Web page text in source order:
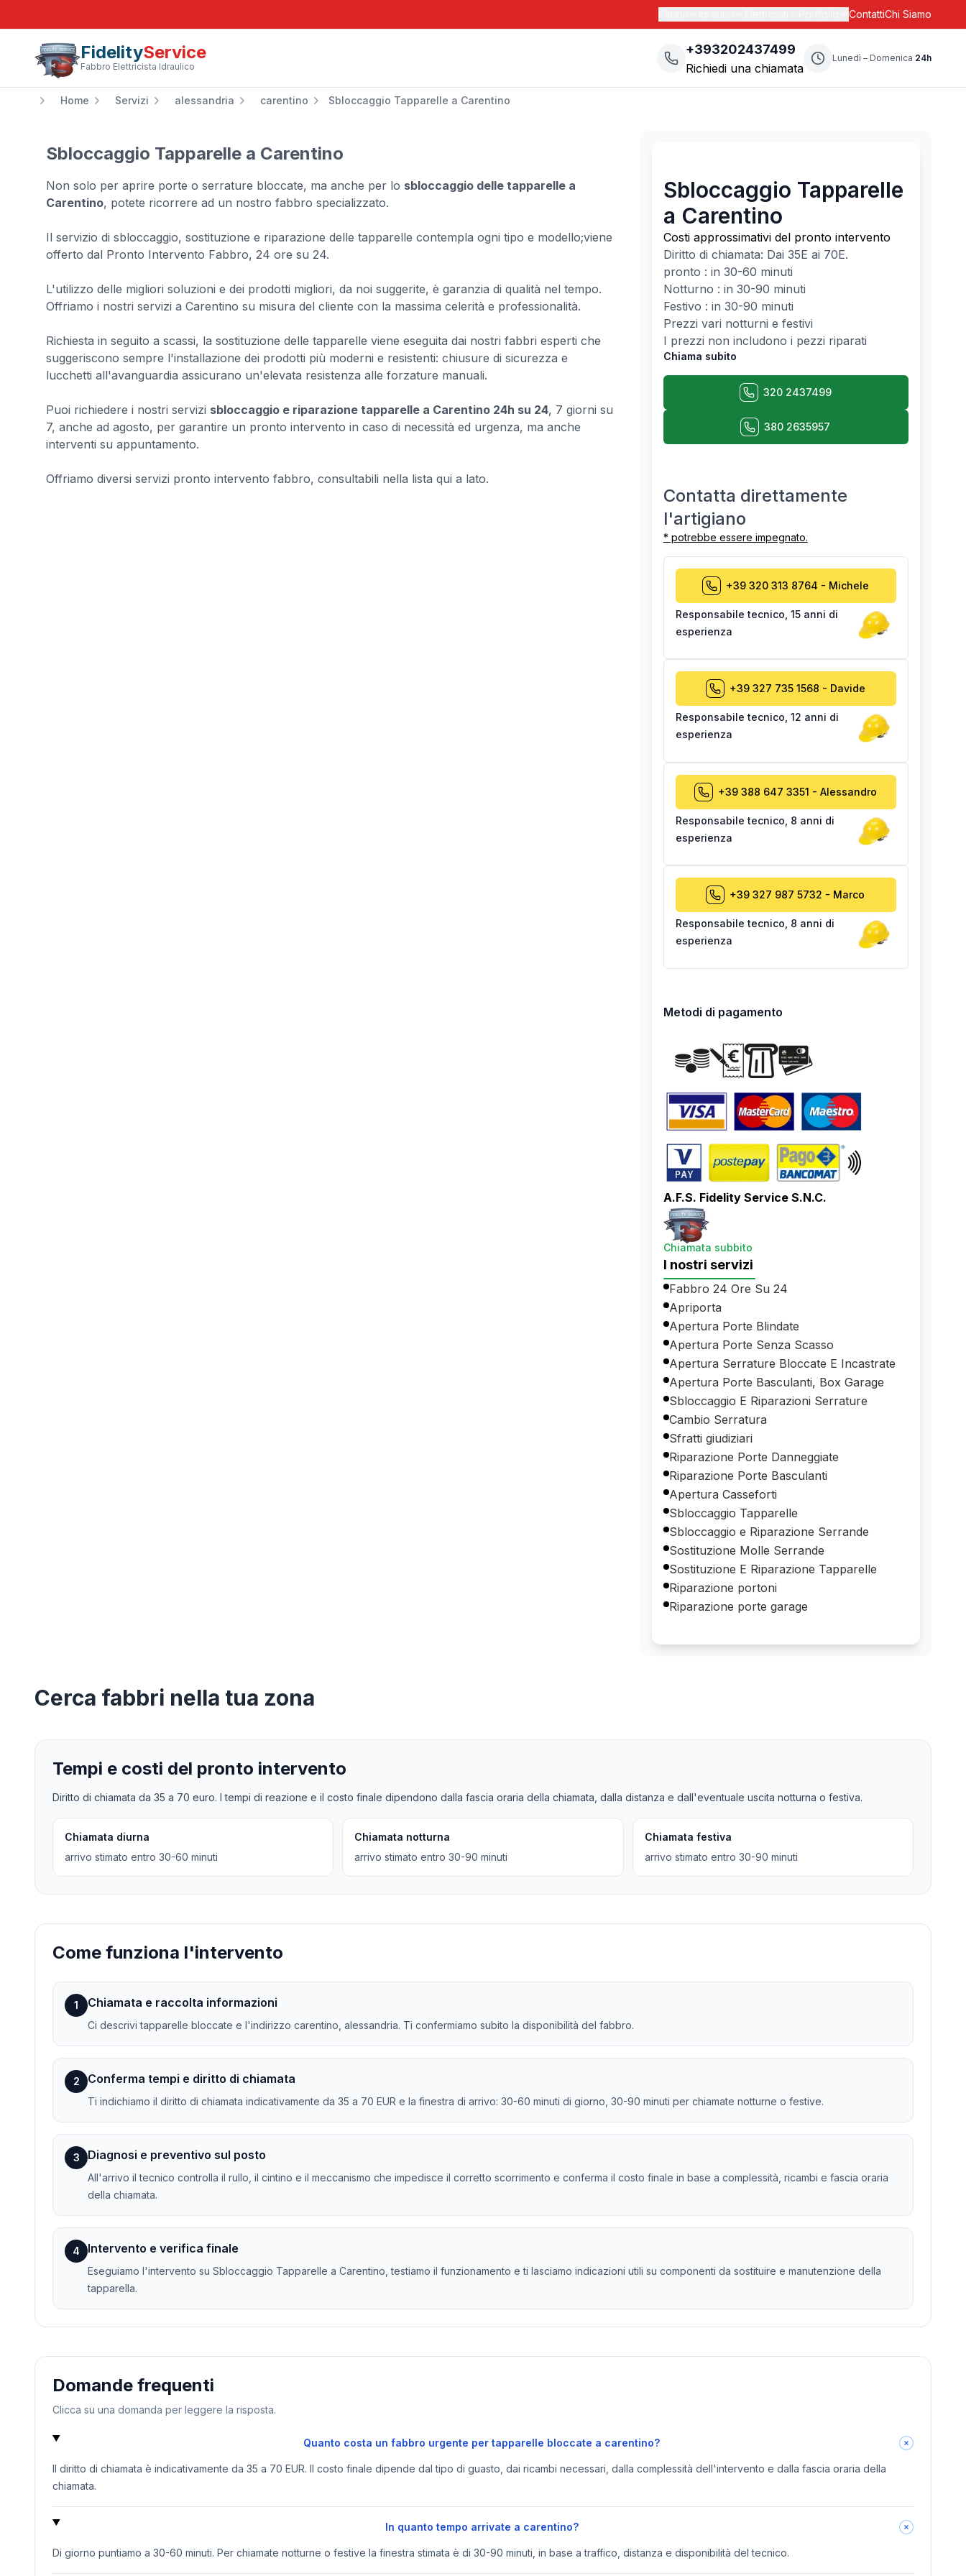
ContattiChi Siamo
FidelityService
Fabbro Elettricista Idraulico
+393202437499
Richiedi una chiamata
Lunedì – Domenica 24h
Home Servizi alessandria carentino Sbloccaggio Tapparelle a Carentino
Sbloccaggio Tapparelle a Carentino
Non solo per aprire porte o serrature bloccate, ma anche per lo sbloccaggio delle tapparelle a
Carentino, potete ricorrere ad un nostro fabbro specializzato.
Il servizio di sbloccaggio, sostituzione e riparazione delle tapparelle contempla ogni tipo e modello;viene
offerto dal Pronto Intervento Fabbro, 24 ore su 24.
L'utilizzo delle migliori soluzioni e dei prodotti migliori, da noi suggerite, è garanzia di qualità nel tempo.
Offriamo i nostri servizi a Carentino su misura del cliente con la massima celerità e professionalità.
Richiesta in seguito a scassi, la sostituzione delle tapparelle viene eseguita dai nostri fabbri esperti che
suggeriscono sempre l'installazione dei prodotti più moderni e resistenti: chiusure di sicurezza e
lucchetti all'avanguardia assicurano un'elevata resistenza alle forzature manuali.
Puoi richiedere i nostri servizi sbloccaggio e riparazione tapparelle a Carentino 24h su 24, 7 giorni su
7, anche ad agosto, per garantire un pronto intervento in caso di necessità ed urgenza, ma anche
interventi su appuntamento.
Offriamo diversi servizi pronto intervento fabbro, consultabili nella lista qui a lato.
Sbloccaggio Tapparelle
a Carentino
Costi approssimativi del pronto intervento
Diritto di chiamata: Dai 35E ai 70E.
pronto : in 30-60 minuti
Notturno : in 30-90 minuti
Festivo : in 30-90 minuti
Prezzi vari notturni e festivi
I prezzi non includono i pezzi riparati
Chiama subito
320 2437499
380 2635957
Contatta direttamente
l'artigiano
* potrebbe essere impegnato.
+39 320 313 8764 - Michele
Responsabile tecnico 15 anni di
esperienza
+39 327 735 1568 - Davide
Responsabile tecnico 12 anni di
esperienza
+39 388 647 3351 - Alessandro
Responsabile tecnico 8 anni di
esperienza
+39 327 987 5732 - Marco
Responsabile tecnico 8 anni di
esperienza
Metodi di pagamento
A.F.S. Fidelity Service S.N.C.
Chiamata subbito
I nostri servizi
Fabbro 24 Ore Su 24
Apriporta
Apertura Porte Blindate
Apertura Porte Senza Scasso
Apertura Serrature Bloccate E Incastrate
Apertura Porte Basculanti, Box Garage
Sbloccaggio E Riparazioni Serrature
Cambio Serratura
Sfratti giudiziari
Riparazione Porte Danneggiate
Riparazione Porte Basculanti
Apertura Casseforti
Sbloccaggio Tapparelle
Sbloccaggio e Riparazione Serrande
Sostituzione Molle Serrande
Sostituzione E Riparazione Tapparelle
Riparazione portoni
Riparazione porte garage
Cerca fabbri nella tua zona
Tempi e costi del pronto intervento
Diritto di chiamata da 35 a 70 euro. I tempi di reazione e il costo finale dipendono dalla fascia oraria della chiamata, dalla distanza e dall'eventuale uscita notturna o festiva.
Chiamata diurna
arrivo stimato entro 30-60 minuti
Chiamata notturna
arrivo stimato entro 30-90 minuti
Chiamata festiva
arrivo stimato entro 30-90 minuti
Come funziona l'intervento
1 Chiamata e raccolta informazioni
Ci descrivi tapparelle bloccate e l'indirizzo carentino, alessandria. Ti confermiamo subito la disponibilità del fabbro.
2 Conferma tempi e diritto di chiamata
Ti indichiamo il diritto di chiamata indicativamente da 35 a 70 EUR e la finestra di arrivo: 30-60 minuti di giorno, 30-90 minuti per chiamate notturne o festive.
3 Diagnosi e preventivo sul posto
All'arrivo il tecnico controlla il rullo, il cintino e il meccanismo che impedisce il corretto scorrimento e conferma il costo finale in base a complessità, ricambi e fascia oraria
della chiamata.
4 Intervento e verifica finale
Eseguiamo l'intervento su Sbloccaggio Tapparelle a Carentino, testiamo il funzionamento e ti lasciamo indicazioni utili su componenti da sostituire e manutenzione della
tapparella.
Domande frequenti
Clicca su una domanda per leggere la risposta.
Quanto costa un fabbro urgente per tapparelle bloccate a carentino?
Il diritto di chiamata è indicativamente da 35 a 70 EUR. Il costo finale dipende dal tipo di guasto, dai ricambi necessari, dalla complessità dell'intervento e dalla fascia oraria della
chiamata.
In quanto tempo arrivate a carentino?
Di giorno puntiamo a 30-60 minuti. Per chiamate notturne o festive la finestra stimata è di 30-90 minuti, in base a traffico, distanza e disponibilità del tecnico.